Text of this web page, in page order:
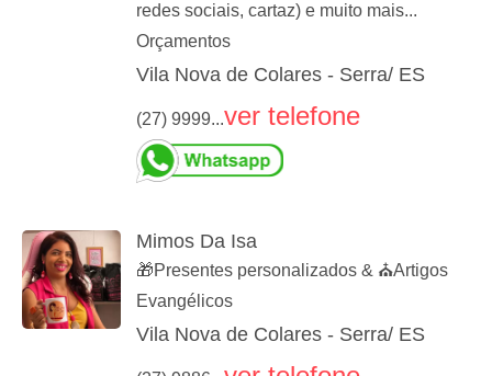
redes sociais, cartaz) e muito mais...
Orçamentos
Vila Nova de Colares - Serra/ ES
(27) 9999...ver telefone
Mimos Da Isa
🎁Presentes personalizados & ⛪️Artigos
Evangélicos
Vila Nova de Colares - Serra/ ES